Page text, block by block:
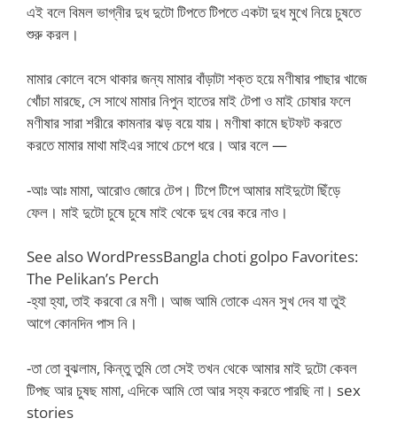
এই বলে বিমল ভাগ্নীর দুধ দুটো টিপতে টিপতে একটা দুধ মুখে নিয়ে চুষতে
শুরু করল।
মামার কোলে বসে থাকার জন্য মামার বাঁড়াটা শক্ত হয়ে মণীষার পাছার খাজে
খোঁচা মারছে, সে সাথে মামার নিপুন হাতের মাই টেপা ও মাই চোষার ফলে
মণীষার সারা শরীরে কামনার ঝড় বয়ে যায়। মণীষা কামে ছটফট করতে
করতে মামার মাথা মাইএর সাথে চেপে ধরে। আর বলে —
-আঃ আঃ মামা, আরোও জোরে টেপ। টিপে টিপে আমার মাইদুটো ছিঁড়ে
ফেল। মাই দুটো চুষে চুষে মাই থেকে দুধ বের করে নাও।
See also WordPressBangla choti golpo Favorites:
The Pelikan’s Perch
-হ্যা হ্যা, তাই করবো রে মণী। আজ আমি তোকে এমন সুখ দেব যা তুই
আগে কোনদিন পাস নি।
-তা তো বুঝলাম, কিন্তু তুমি তো সেই তখন থেকে আমার মাই দুটো কেবল
টিপছ আর চুষছ মামা, এদিকে আমি তো আর সহ্য করতে পারছি না। sex
stories